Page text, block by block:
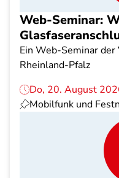
Web-Seminar:
Ein Web-Seminar
Rheinland-Pfalz
Do, 20. August
Mobilfunk und